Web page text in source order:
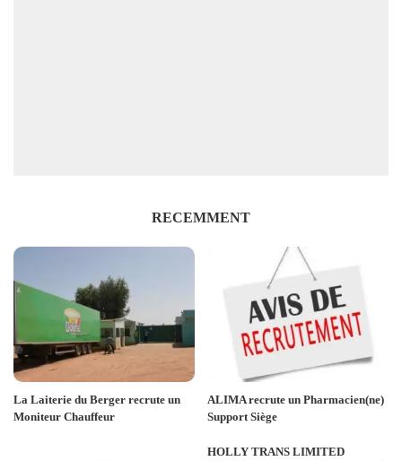
RECEMMENT
La Laiterie du Berger recrute un
Moniteur Chauffeur
ALIMA recrute un Pharmacien(ne)
Support Siège
HOLLY TRANS LIMITED